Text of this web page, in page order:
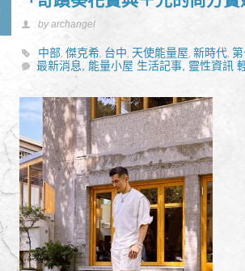
by archangel
中部, 傑克希, 台中, 天使能量屋, 新時代,
最新消息, 能量小屋 生活記事, 靈性資訊